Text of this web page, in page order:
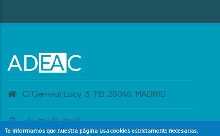
C/General Lacy, 3. 1ºB. 28045. MADRID
+34 91 435 31 47
Te informamos que nuestra página usa cookies estrictamente necesarias,